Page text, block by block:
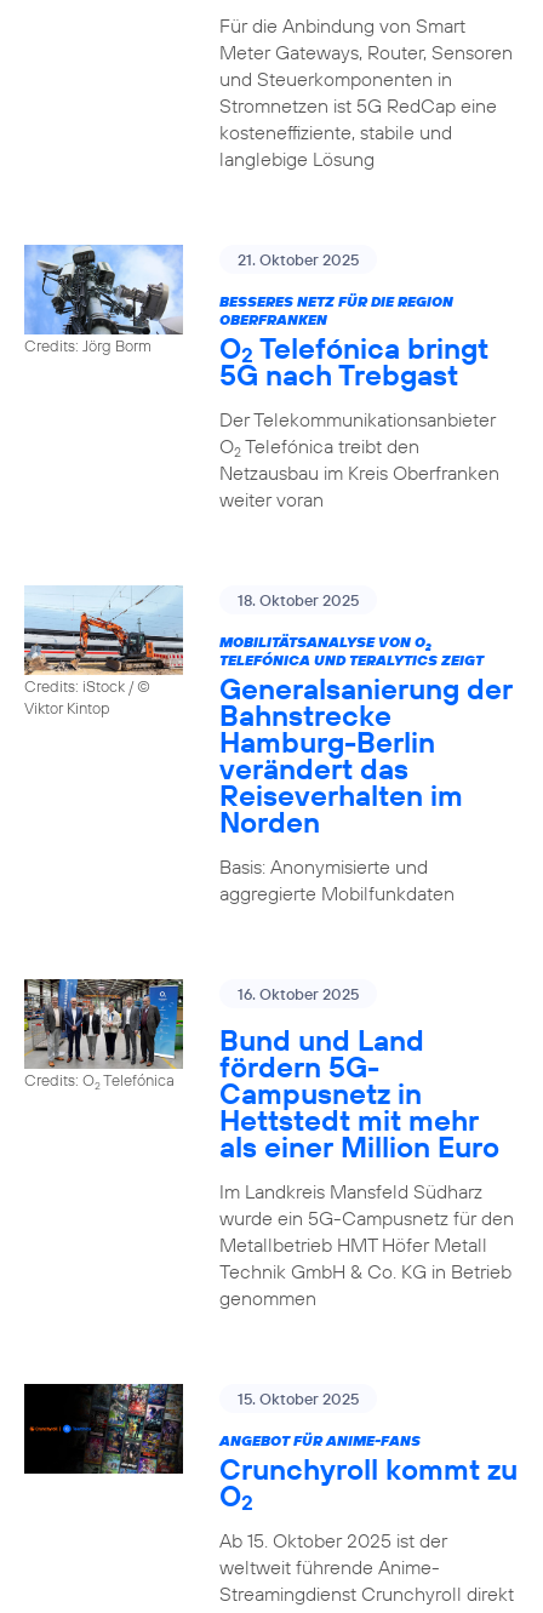
Für die Anbindung von Smart
Meter Gateways, Router, Sensoren
und Steuerkomponenten in
Stromnetzen ist 5G RedCap eine
kosteneffiziente, stabile und
langlebige Lösung
Credits: Jörg Borm
21. Oktober 2025
BESSERES NETZ FÜR DIE REGION
OBERFRANKEN
O2 Telefónica bringt
5G nach Trebgast
Der Telekommunikationsanbieter
O2Telefónica treibt den
Netzausbau im Kreis Oberfranken
weiter voran
Credits: iStock / ©
Viktor Kintop
18. Oktober 2025
MOBILITÄTSANALYSE VON O2
TELEFÓNICA UND TERALYTICS ZEIGT
Generalsanierung der
Bahnstrecke
Hamburg-Berlin
verändert das
Reiseverhalten im
Norden
Basis: Anonymisierte und
aggregierte Mobilfunkdaten
Credits: O2Telefónica
16. Oktober 2025
Bund und Land
fördern 5G-
Campusnetz in
Hettstedt mit mehr
als einer Million Euro
Im Landkreis Mansfeld Südharz
wurde ein 5G-Campusnetz für den
Metallbetrieb HMT Höfer Metall
Technik GmbH & Co. KG in Betrieb
genommen
15. Oktober 2025
ANGEBOT FÜR ANIME-FANS
Crunchyroll kommt zu
O2
Ab 15. Oktober 2025 ist der
weltweit führende Anime-
Streamingdienst Crunchyroll direkt